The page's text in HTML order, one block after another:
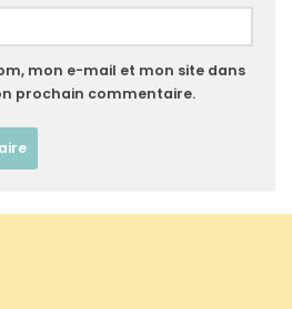
mon e-mail et mon site dans
prochain commentaire.